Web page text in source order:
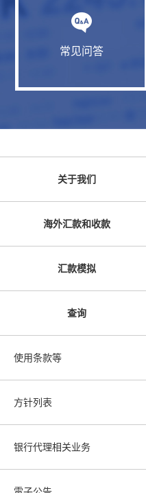
常见问答
关于我们
海外汇款和收款
汇款模拟
查询
使用条款等
方针列表
银行代理相关业务